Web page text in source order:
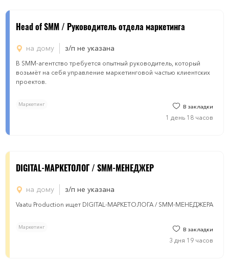
Head of SMM / Руководитель отдела маркетинга
на дому з/п не указана
В SMM-агентство требуется опытный руководитель, который
возьмёт на себя управление маркетинговой частью клиентских
проектов.
Маркетинг В закладки
1 день 18 часов
DIGITAL-МАРКЕТОЛОГ / SMM-МЕНЕДЖЕР
на дому з/п не указана
Vaatu Production ищет DIGITAL-МАРКЕТОЛОГА / SMM-МЕНЕДЖЕРА
Маркетинг В закладки
3 дня 19 часов